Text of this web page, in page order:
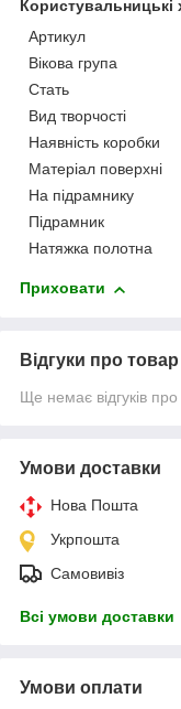
Користувальницькі
Артикул
Вікова група
Стать
Вид творчості
Наявність коробки
Матеріал поверхні
На підрамнику
Підрамник
Натяжка полотна
Приховати
Відгуки про товар
Ще немає відгуків
Умови доставки
Нова Пошта
Укрпошта
Самовивіз
Всі умови доставки
Умови оплати